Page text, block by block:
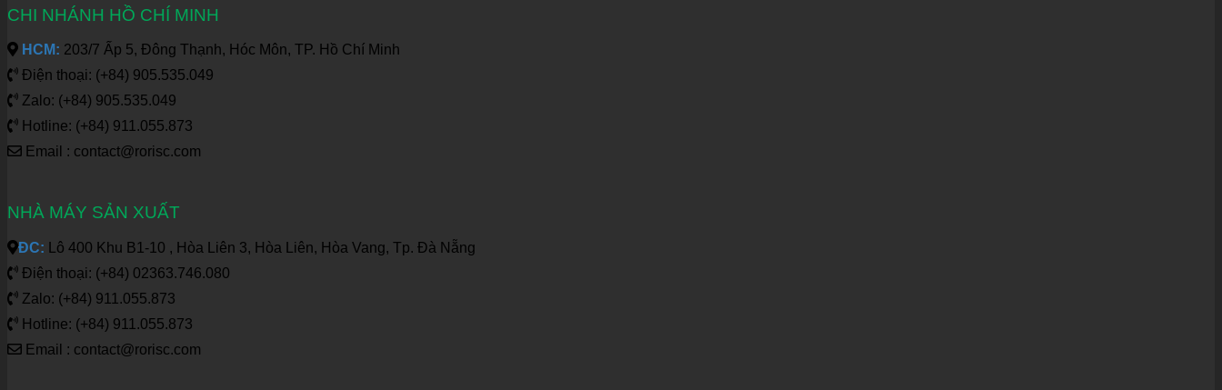
CHI NHÁNH HỒ CHÍ MINH
HCM: 203/7 Ấp 5, Đông Thạnh, Hóc Môn, TP. Hồ Chí Minh
Điện thoại: (+84) 905.535.049
Zalo: (+84) 905.535.049
Hotline: (+84) 911.055.873
Email : contact@rorisc.com
NHÀ MÁY SẢN XUẤT
ĐC: Lô 400 Khu B1-10 , Hòa Liên 3, Hòa Liên, Hòa Vang, Tp. Đà Nẵng
Điện thoại: (+84) 02363.746.080
Zalo: (+84) 911.055.873
Hotline: (+84) 911.055.873
Email : contact@rorisc.com